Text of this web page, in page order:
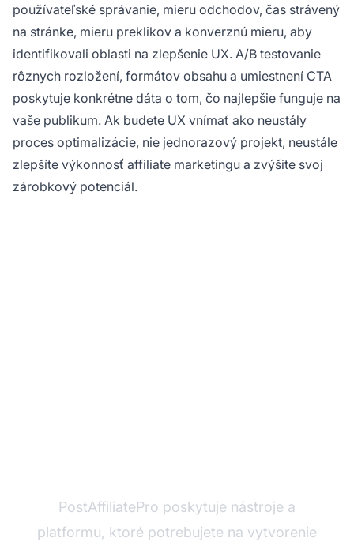
používateľské správanie, mieru odchodov, čas strávený
na stránke, mieru preklikov a konverznú mieru, aby
identifikovali oblasti na zlepšenie UX. A/B testovanie
rôznych rozložení, formátov obsahu a umiestnení CTA
poskytuje konkrétne dáta o tom, čo najlepšie funguje na
vaše publikum. Ak budete UX vnímať ako neustály
proces optimalizácie, nie jednorazový projekt, neustále
zlepšíte výkonnosť affiliate marketingu a zvýšite svoj
zárobkový potenciál.
PostAffiliatePro poskytuje nástroje a
platformu, ktoré potrebujete na vytvorenie